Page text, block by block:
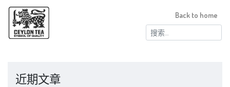
搜
索：
Back to home
近期文章